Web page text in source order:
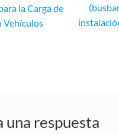
la Carga de
Vehículos
una respuesta